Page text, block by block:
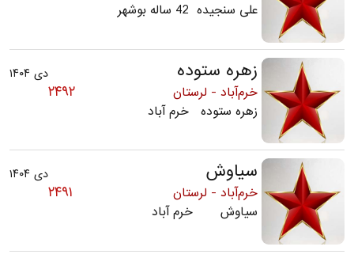
علی سنجیده 42 ساله بوشهر
دی ۱۴۰۴ زهره ستوده
۲۴۹۲
خرم‌آباد - لرستان
زهره ستوده خرم آباد
دی ۱۴۰۴ سیاوش
۲۴۹۱
خرم‌آباد - لرستان
سیاوش خرم آباد